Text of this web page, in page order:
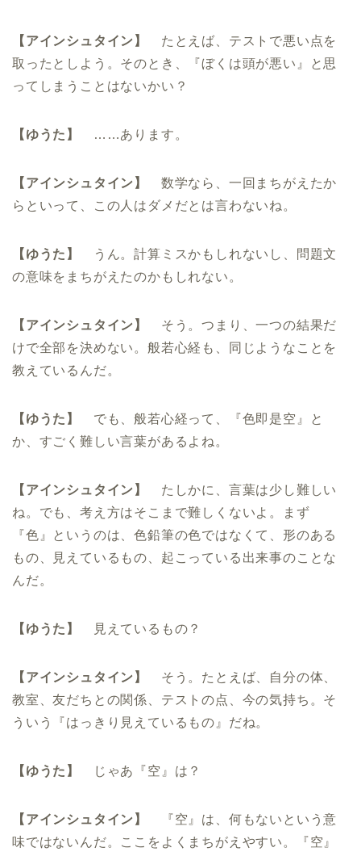
【アインシュタイン】 たとえば、テストで悪い点を
取ったとしよう。そのとき、『ぼくは頭が悪い』と思
ってしまうことはないかい？
【ゆうた】 ……あります。
【アインシュタイン】 数学なら、一回まちがえたか
らといって、この人はダメだとは言わないね。
【ゆうた】
うん。計算ミスかもしれないし、問題文
の意味をまちがえたのかもしれない。
【アインシュタイン】 そう。つまり、一つの結果だ
けで全部を決めない。般若心経も、同じようなことを
教えているんだ。
【ゆうた】 でも、般若心経って、『色即是空』と
か、すごく難しい言葉があるよね。
【アインシュタイン】 たしかに、言葉は少し難しい
ね。でも、考え方はそこまで難しくないよ。まず
『色』というのは、色鉛筆の色ではなくて、形のある
もの、見えているもの、起こっている出来事のことな
んだ。
【ゆうた】 見えているもの？
【アインシュタイン】 そう。たとえば、自分の体、
教室、友だちとの関係、テストの点、今の気持ち。そ
ういう『はっきり見えているもの』だね。
【ゆうた】 じゃあ『空』は？
【アインシュタイン】
『空』は、何もないという意
味ではないんだ。ここをよくまちがえやすい。『空』